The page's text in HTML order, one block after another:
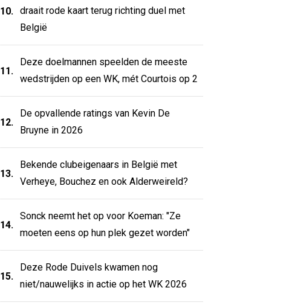
10.
draait rode kaart terug richting duel met
België
11.
Deze doelmannen speelden de meeste
wedstrijden op een WK, mét Courtois op 2
12.
De opvallende ratings van Kevin De
Bruyne in 2026
13.
Bekende clubeigenaars in België met
Verheye, Bouchez en ook Alderweireld?
14.
Sonck neemt het op voor Koeman: "Ze
moeten eens op hun plek gezet worden"
15.
Deze Rode Duivels kwamen nog
niet/nauwelijks in actie op het WK 2026